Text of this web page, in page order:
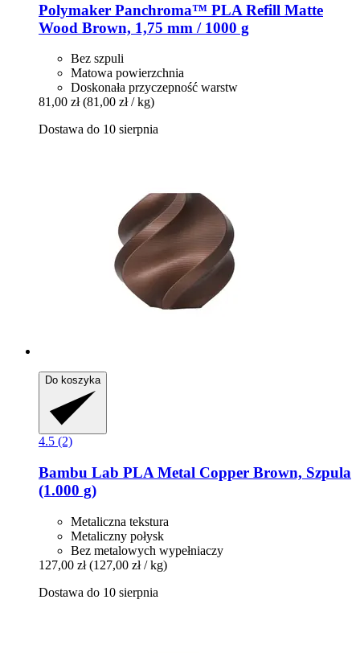
Polymaker Panchroma™ PLA Refill Matte
Wood Brown, 1,75 mm / 1000 g
Bez szpuli
Matowa powierzchnia
Doskonała przyczepność warstw
81,00 zł (81,00 zł / kg)
Dostawa do 10 sierpnia
Do koszyka
4.5 (2)
Bambu Lab PLA Metal Copper Brown, Szpula
(1.000 g)
Metaliczna tekstura
Metaliczny połysk
Bez metalowych wypełniaczy
127,00 zł (127,00 zł / kg)
Dostawa do 10 sierpnia